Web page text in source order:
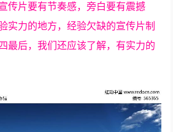
传片要有节奏感，旁白要有震撼
实力的地方，经验欠缺的宣传片制
最后，我们还应该了解，有实力的